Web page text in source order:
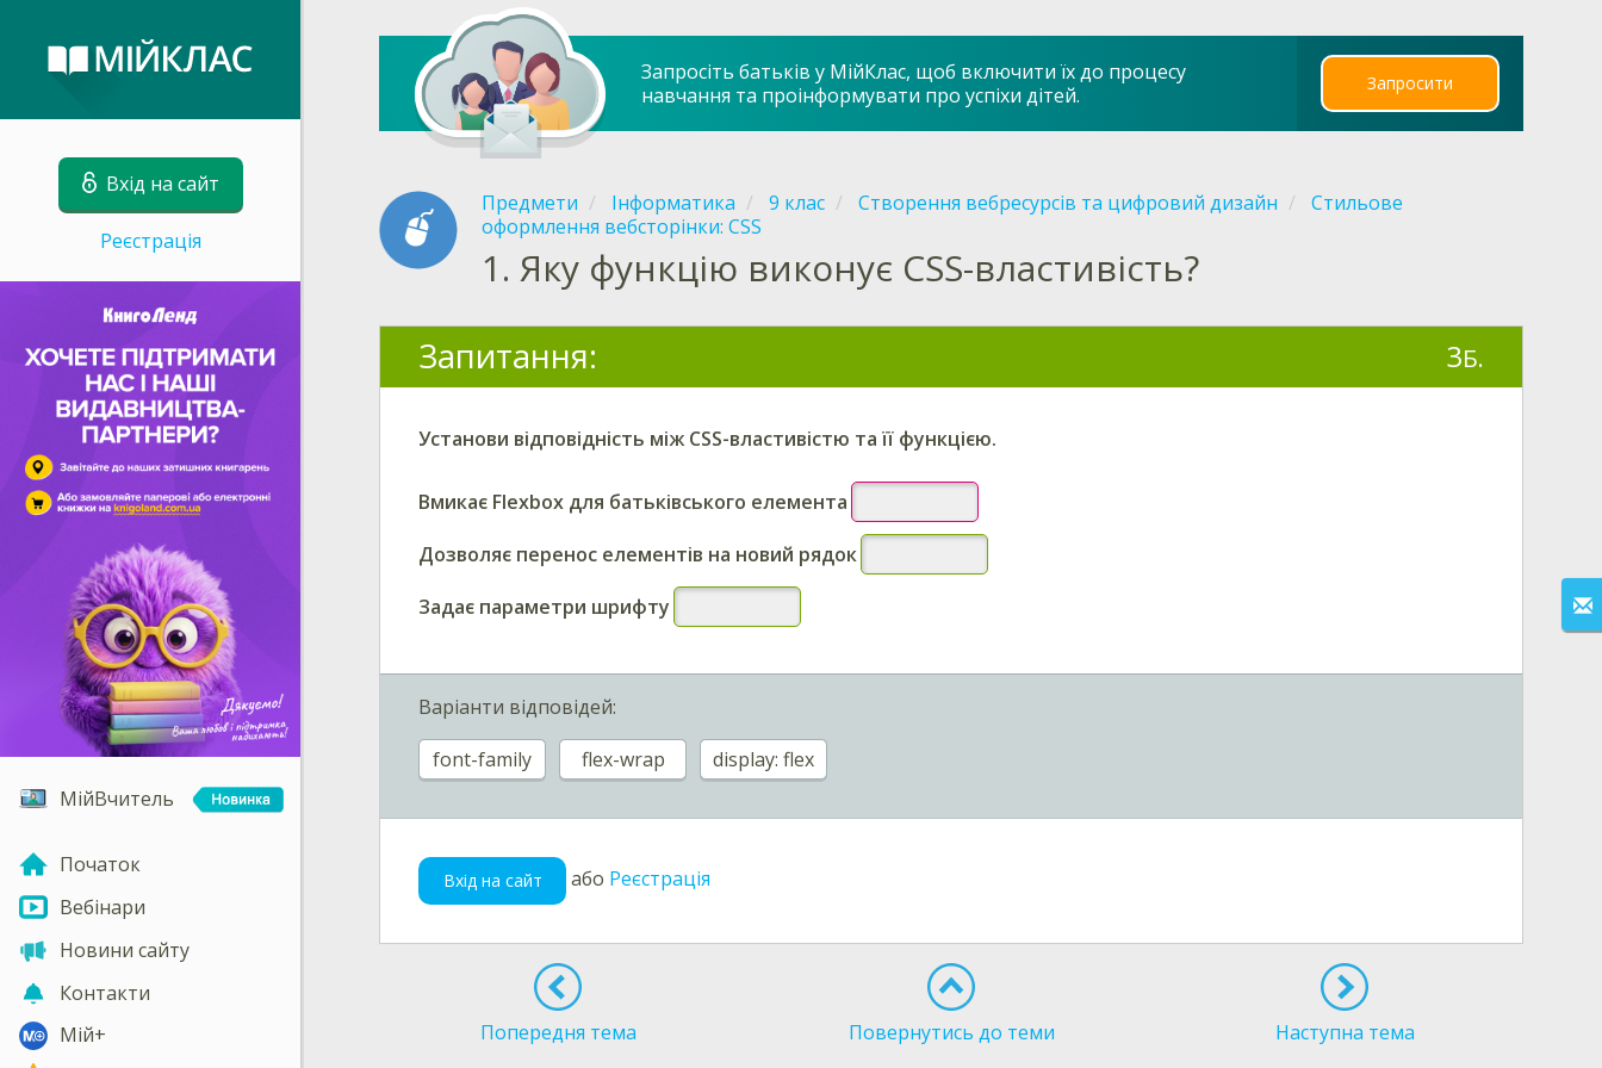
Вхід на сайт
Реєстрація
МійВчитель
Початок
Вебінари
Новини сайту
Контакти
Мій+
Запросіть батьків у МійКлас, щоб включити їх до процесу
навчання та проінформувати про успіхи дітей.
Запросити
Предмети Інформатика 9 клас Створення вебресурсів та цифровий дизайн
Стильове
оформлення вебсторінки: CSS
1. Яку функцію виконує СSS-властивість?
Запитання: 3Б.
Установи відповідність між CSS-властивістю та її функцією.
Вмикає Flexbox для батьківського елемента
Дозволяє перенос елементів на новий рядок
Задає параметри шрифту
Варіанти відповідей:
font-family
flex-wrap display: flex
Вхід на сайт або Реєстрація
Попередня тема Повернутись до теми Наступна тема